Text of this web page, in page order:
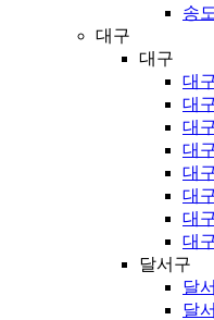
송
대구
대구
대
대
대
대
대
대
대
대
달서구
달
달